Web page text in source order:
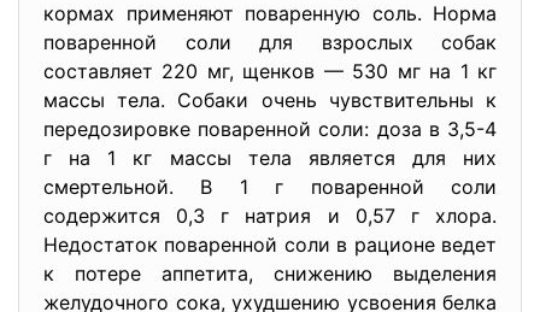
кормах применяют поваренную соль. Норма
поваренной соли для взрослых собак
составляет 220 мг, щенков — 530 мг на 1 кг
массы тела. Собаки очень чувствительны к
передозировке поваренной соли: доза в 3,5-4
г на 1 кг массы тела является для них
смертельной. В 1 г поваренной соли
содержится 0,3 г натрия и 0,57 г хлора.
Недостаток поваренной соли в рационе ведет
к потере аппетита, снижению выделения
желудочного сока, ухудшению усвоения белка